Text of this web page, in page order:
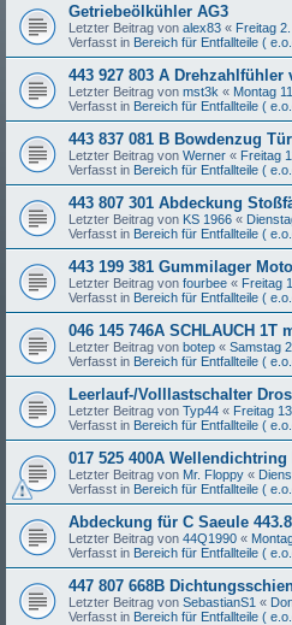
Getriebeölkühler AG3
Letzter Beitrag von alex83 « Freitag
Verfasst in Bereich für Entfallteile (
443 927 803 A Drehzahlfühler
Letzter Beitrag von mst3k « Montag
Verfasst in Bereich für Entfallteile (
443 837 081 B Bowdenzug
Letzter Beitrag von Werner « Freitag
Verfasst in Bereich für Entfallteile (
443 807 301 Abdeckung
Letzter Beitrag von KS 1966 «
Verfasst in Bereich für Entfallteile (
443 199 381 Gummilager
Letzter Beitrag von fourbee « Freitag
Verfasst in Bereich für Entfallteile (
046 145 746A SCHLAUCH 1T
Letzter Beitrag von botep « Samstag
Verfasst in Bereich für Entfallteile (
Leerlauf-/Volllastschalter
Letzter Beitrag von Typ44 « Freitag
Verfasst in Bereich für Entfallteile (
017 525 400A
Letzter Beitrag von Mr. Floppy «
Verfasst in Bereich für Entfallteile (
Abdeckung für C Saeule
Letzter Beitrag von 44Q1990 «
Verfasst in Bereich für Entfallteile (
447 807 668B
Letzter Beitrag von SebastianS1 «
Verfasst in Bereich für Entfallteile (